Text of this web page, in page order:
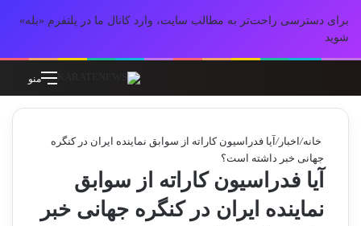
برای دسترسی راحت‌تر به مطالب سایت، وارد کانال ما در پلتفرم «بله»
شوید
منو
خانه/اخبار/آیا فدراسیون کاراته از سوابق نماینده ایران در کنگره
جهانی خبر داشته است؟
آیا فدراسیون کاراته از سوابق
نماینده ایران در کنگره جهانی خبر